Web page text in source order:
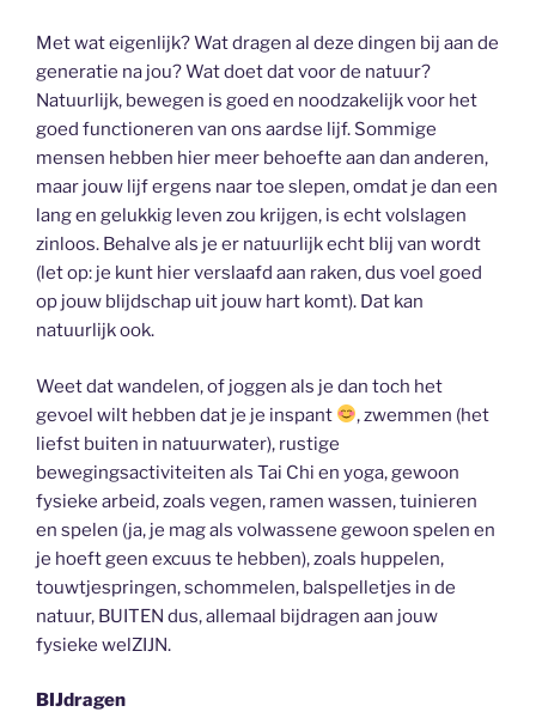
Met wat eigenlijk? Wat dragen al deze dingen bij aan de
generatie na jou? Wat doet dat voor de natuur?
Natuurlijk, bewegen is goed en noodzakelijk voor het
goed functioneren van ons aardse lijf. Sommige
mensen hebben hier meer behoefte aan dan anderen,
maar jouw lijf ergens naar toe slepen, omdat je dan een
lang en gelukkig leven zou krijgen, is echt volslagen
zinloos. Behalve als je er natuurlijk echt blij van wordt
(let op: je kunt hier verslaafd aan raken, dus voel goed
op jouw blijdschap uit jouw hart komt). Dat kan
natuurlijk ook.
Weet dat wandelen, of joggen als je dan toch het
gevoel wilt hebben dat je je inspant
, zwemmen (het
liefst buiten in natuurwater), rustige
bewegingsactiviteiten als Tai Chi en yoga, gewoon
fysieke arbeid, zoals vegen, ramen wassen, tuinieren
en spelen (ja, je mag als volwassene gewoon spelen en
je hoeft geen excuus te hebben), zoals huppelen,
touwtjespringen, schommelen, balspelletjes in de
natuur, BUITEN dus, allemaal bijdragen aan jouw
fysieke welZIJN.
BIJdragen